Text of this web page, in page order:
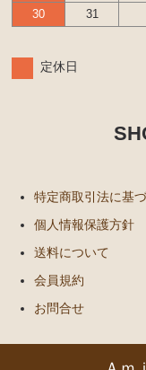
イグナイター
汎用品
30
31
定休日
特定商取引法に基
個人情報保護方針
送料について
会員規約
お問合せ